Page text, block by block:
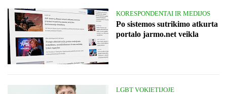
KORESPONDENTAI IR MEDIJOS
Po sistemos sutrikimo atkurta
portalo jarmo.net veikla
LGBT VOKIETIJOJE